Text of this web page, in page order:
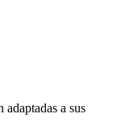
a sus